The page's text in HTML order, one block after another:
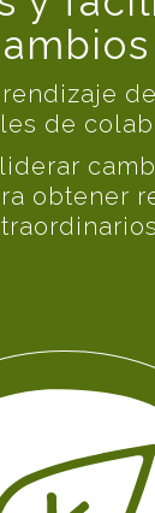
de
obtener